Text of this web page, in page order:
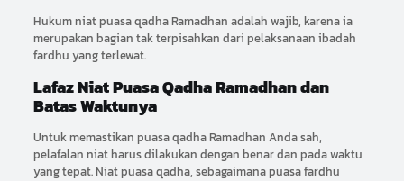
Hukum niat puasa qadha Ramadhan adalah wajib, karena ia
merupakan bagian tak terpisahkan dari pelaksanaan ibadah
fardhu yang terlewat.
Lafaz Niat Puasa Qadha Ramadhan dan
Batas Waktunya
Untuk memastikan puasa qadha Ramadhan Anda sah,
pelafalan niat harus dilakukan dengan benar dan pada waktu
yang tepat. Niat puasa qadha, sebagaimana puasa fardhu